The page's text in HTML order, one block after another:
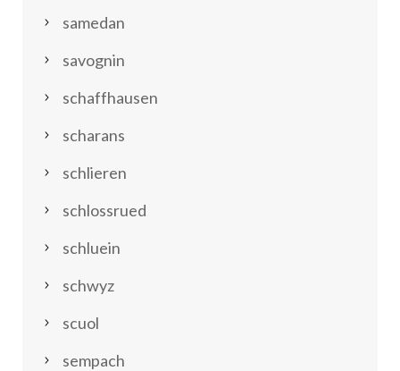
samedan
savognin
schaffhausen
scharans
schlieren
schlossrued
schluein
schwyz
scuol
sempach